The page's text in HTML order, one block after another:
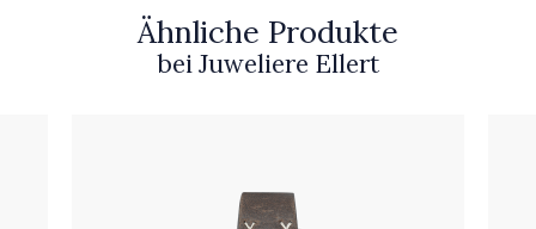
Ähnliche Produkte
bei Juweliere Ellert